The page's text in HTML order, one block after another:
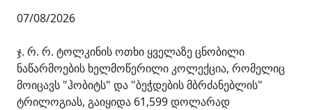
07/08/2026
ჯ. რ. რ. ტოლკინის ოთხი ყველაზე ცნობილი
ნაწარმოების ხელმოწერილი კოლექცია, რომელიც
მოიცავს "ჰობიტს" და "ბეჭდების მბრძანებლის"
ტრილოგიას, გაიყიდა 61,599 დოლარად